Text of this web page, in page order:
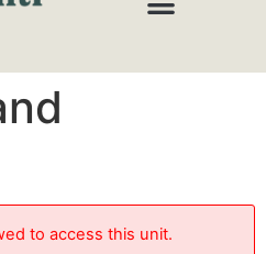
to access this unit.